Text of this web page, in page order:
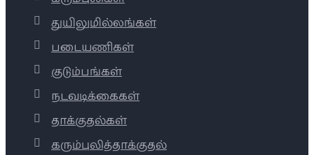
துயிலுமில்லங்கள்
படையணிகள்
குடும்பங்கள்
நடவடிக்கைகள்
தாக்குதல்கள்
கரும்புலித்தாக்குதல்